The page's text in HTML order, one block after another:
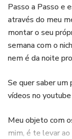
Passo a Passo e
através do meu
montar o seu
semana com o
nem é da noite
Se quer saber um
vídeos no
Meu objeto com
mim, é te levar